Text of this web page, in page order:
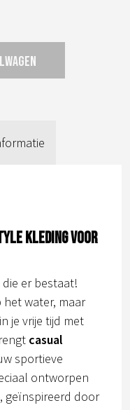
kleding voor
er bestaat!
het water, maar
je vrije tijd met
casual
sportieve
ontworpen
geïnspireerd door